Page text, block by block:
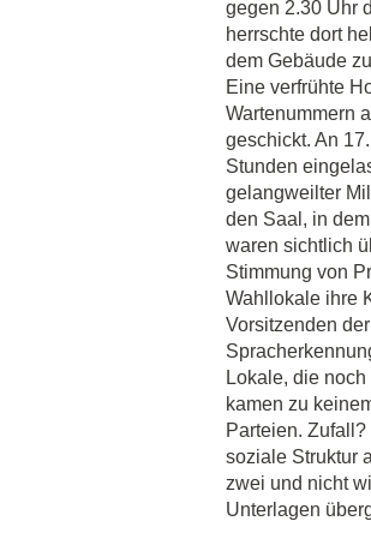
gegen 2.30 Uhr
herrschte dort
dem Gebäude
Eine verfrühte
Wartenummern
geschickt. An
Stunden
gelangweilter
den Saal, in
waren sichtlich
Stimmung von
Wahllokale ihre
Vorsitzenden
Lokale, die
kamen zu
Parteien.
soziale Struktur
zwei und nicht
Unterlagen